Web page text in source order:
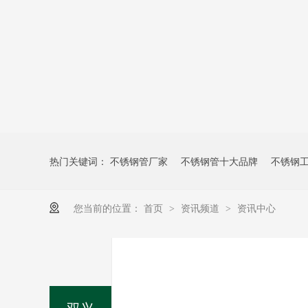
热门关键词： 不锈钢管厂家 不锈钢管十大品牌 不锈钢
您当前的位置： 首页 > 资讯频道 > 资讯中心